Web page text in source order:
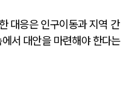
대응은 인구이동과 지역 간
서 대안을 마련해야 한다는